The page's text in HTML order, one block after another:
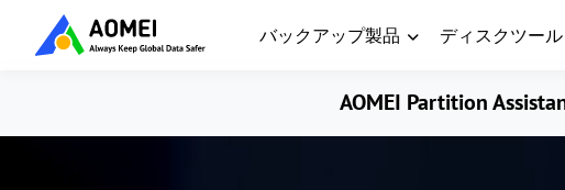
バックアップ製品 ディスクツール
AOMEI Partition